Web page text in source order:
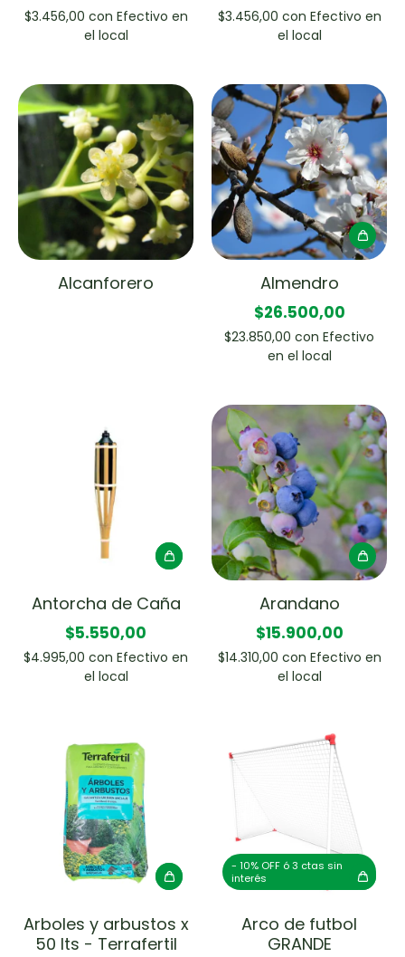
$3.456,00 con Efectivo en
el local
$3.456,00 con Efectivo en
el local
Alcanforero Almendro
$26.500,00
$23.850,00 con Efectivo
en el local
Antorcha de Caña
$5.550,00
$4.995,00 con Efectivo en
el local
Arandano
$15.900,00
$14.310,00 con Efectivo en
el local
Arboles y arbustos x
50 lts - Terrafertil
- 10% OFF ó 3 ctas sin
interés
Arco de futbol
GRANDE